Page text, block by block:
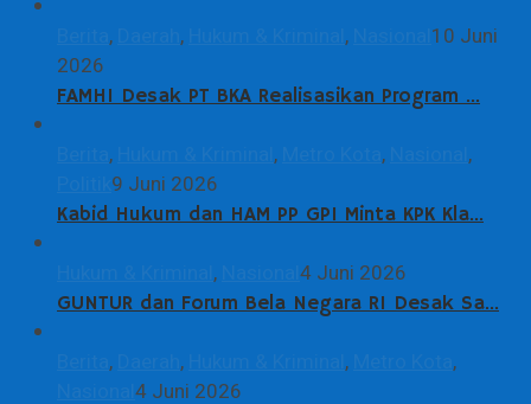
, , ,
10 Juni
2026
FAMHI Desak PT BKA Realisasikan Program …
, , ,
,
9 Juni 2026
Kabid Hukum dan HAM PP GPI Minta KPK Kla…
, 4 Juni 2026
GUNTUR dan Forum Bela Negara RI Desak Sa…
, , ,
,
4 Juni 2026